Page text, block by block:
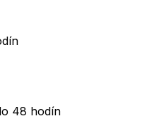
48 hodín